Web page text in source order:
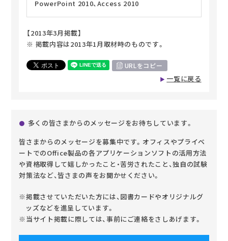
PowerPoint 2010、Access 2010
【2013年3月掲載】
※ 掲載内容は2013年1月取材時のものです。
URLをコピー
一覧に戻る
多くの皆さまからのメッセージをお待ちしています。
皆さまからのメッセージを募集中です。オフィスやプライベ
ートでのOffice製品の各アプリケーションソフトの活用方法
や資格取得して嬉しかったこと・苦労されたこと、独自の試験
対策法など、皆さまの声をお聞かせください。
※掲載させていただいた方には、図書カードやオリジナルグ
ッズなどを進呈しています。
※当サイト掲載に際しては、事前にご連絡をさしあげます。